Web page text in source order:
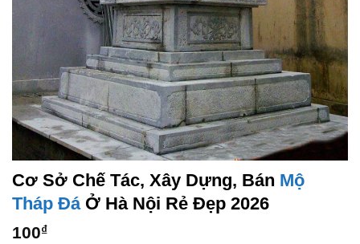
Cơ Sở Chế Tác, Xây Dựng, Bán Mộ
Tháp ĐáỞ Hà Nội Rẻ Đẹp 2026
100₫